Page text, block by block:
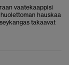
vaatekaappisi
hauskaa
takaavat